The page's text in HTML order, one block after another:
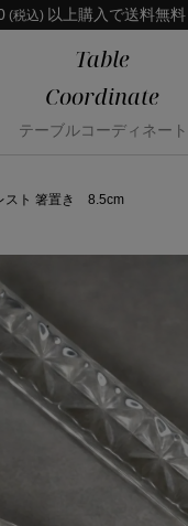
(税込) 以上購入で送料無料
Table
Coordinate
テーブルコーディネート
スト 箸置き 8.5cm